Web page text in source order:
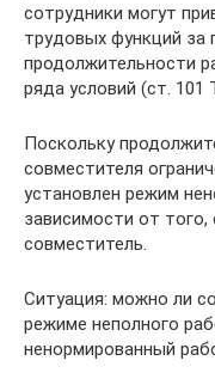
сотрудники могут
трудовых функций за
продолжительности
ряда условий (ст. 101
Поскольку
совместителя
установлен режим
зависимости от
совместитель.
Ситуация: можно ли
режиме неполного
ненормированный